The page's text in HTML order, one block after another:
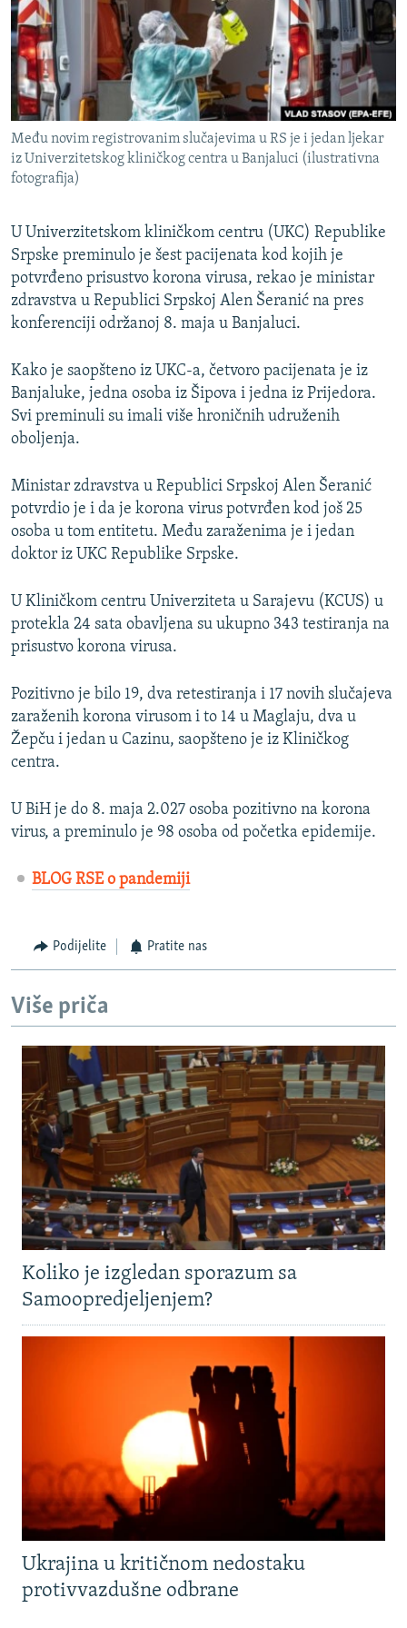
ISPRIČAJ MI
DNEVNO@RSE
SPECIJALI RSE
VIŠE OD NASLOVA
GENOCID U SREBRENICI
POPLAVE I KLIZIŠTA U BIH 2024.
POST SCRIPTUM
MOJA EVROPA
TRI DECENIJE OD RATA U BIH
NASTANAK I RASPAD JUGOSLAVIJE
PRATITE NAS
Među novim registrovanim slučajevima u RS je i jedan ljekar
iz Univerzitetskog kliničkog centra u Banjaluci (ilustrativna
fotografija)
U Univerzitetskom kliničkom centru (UKC) Republike
Srpske preminulo je šest pacijenata kod kojih je
potvrđeno prisustvo korona virusa, rekao je ministar
zdravstva u Republici Srpskoj Alen Šeranić na pres
konferenciji održanoj 8. maja u Banjaluci.
Kako je saopšteno iz UKC-a, četvoro pacijenata je iz
Banjaluke, jedna osoba iz Šipova i jedna iz Prijedora.
Svi preminuli su imali više hroničnih udruženih
oboljenja.
Ministar zdravstva u Republici Srpskoj Alen Šeranić
potvrdio je i da je korona virus potvrđen kod još 25
osoba u tom entitetu. Među zaraženima je i jedan
doktor iz UKC Republike Srpske.
U Kliničkom centru Univerziteta u Sarajevu (KCUS) u
protekla 24 sata obavljena su ukupno 343 testiranja na
prisustvo korona virusa.
Pozitivno je bilo 19, dva retestiranja i 17 novih slučajeva
zaraženih korona virusom i to 14 u Maglaju, dva u
Žepču i jedan u Cazinu, saopšteno je iz Kliničkog
centra.
U BiH je do 8. maja 2.027 osoba pozitivno na korona
virus, a preminulo je 98 osoba od početka epidemije.
BLOG RSE o pandemiji
Podijelite Pratite nas
Više priča
Koliko je izgledan sporazum sa
Samoopredjeljenjem?
Ukrajina u kritičnom nedostaku
protivvazdušne odbrane